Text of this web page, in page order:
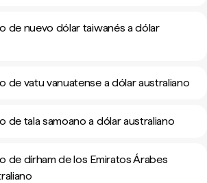
de nuevo dólar taiwanés a dólar
de vatu vanuatense a dólar australiano
de tala samoano a dólar australiano
de dírham de los Emiratos Árabes